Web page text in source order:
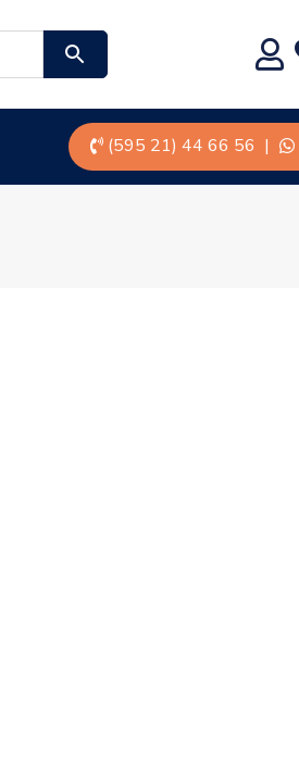
(595 21) 44 66 56 |